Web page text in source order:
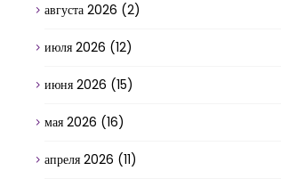
августа 2026 (2)
июля 2026 (12)
июня 2026 (15)
мая 2026 (16)
апреля 2026 (11)